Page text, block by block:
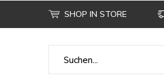
SHOP IN STORE